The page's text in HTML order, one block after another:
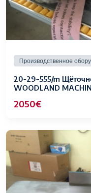
Производственное
20-29-555/m
WOODLAND
2050€